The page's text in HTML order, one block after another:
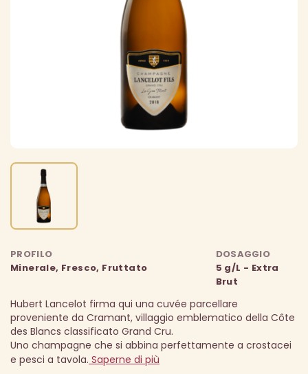
PROFILO
Minerale, Fresco, Fruttato
DOSAGGIO
5 g/L - Extra
Brut
Hubert Lancelot firma qui una cuvée parcellare
proveniente da Cramant, villaggio emblematico della Côte
des Blancs classificato Grand Cru.
Uno champagne che si abbina perfettamente a crostacei
e pesci a tavola. Saperne di più